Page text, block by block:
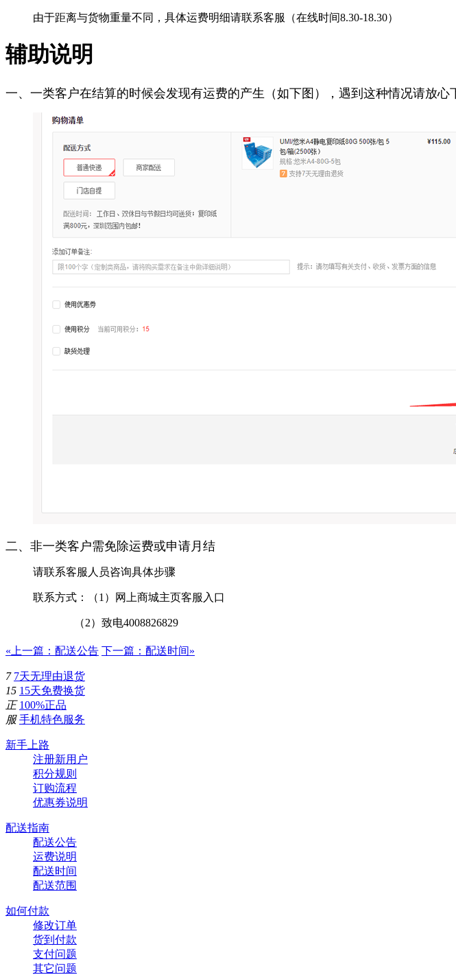
由于距离与货物重量不同，具体运费明细请联系客服（在线时间8.30-18.30）
辅助说明
一、一类客户在结算的时候会发现有运费的产生（如下图），遇到这种情况请放心
二、非一类客户需免除运费或申请月结
请联系客服人员咨询具体步骤
联系方式：（1）网上商城主页客服入口
（2）致电4008826829
«上一篇：配送公告 下一篇：配送时间»
7 7天无理由退货
15 15天免费换货
正 100%正品
服 手机特色服务
新手上路
注册新用户
积分规则
订购流程
优惠券说明
配送指南
配送公告
运费说明
配送时间
配送范围
如何付款
修改订单
货到付款
支付问题
其它问题